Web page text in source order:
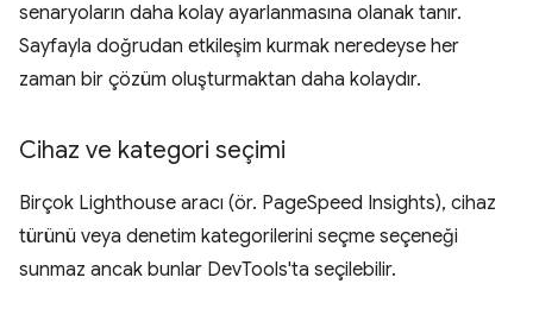
senaryoların daha kolay ayarlanmasına olanak tanır.
Sayfayla doğrudan etkileşim kurmak neredeyse her
zaman bir çözüm oluşturmaktan daha kolaydır.
Cihaz ve kategori seçimi
Birçok Lighthouse aracı (ör. PageSpeed Insights), cihaz
türünü veya denetim kategorilerini seçme seçeneği
sunmaz ancak bunlar DevTools'ta seçilebilir.